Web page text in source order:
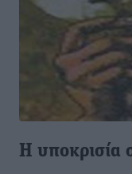
Η υποκρισία